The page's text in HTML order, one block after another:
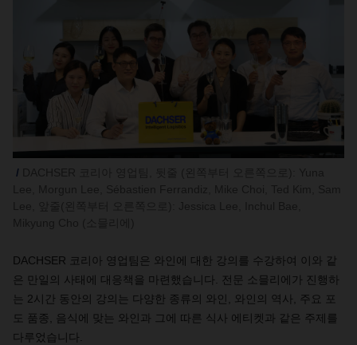
DACHSER 코리아 영업팀은 와인에 대한 강의를 수강하여 이와 같
은 만일의 사태에 대응책을 마련했습니다. 전문 소믈리에가 진행하
는 2시간 동안의 강의는 다양한 종류의 와인, 와인의 역사, 주요 포
도 품종, 음식에 맞는 와인과 그에 따른 식사 에티켓과 같은 주제를
다루었습니다.